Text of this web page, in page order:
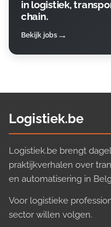
in logistiek,
chain.
Bekijk jobs
Logistiek.be
Logistiek.be brengt
praktijkverhalen over
en automatisering in
Voor logistieke
sector willen volgen.